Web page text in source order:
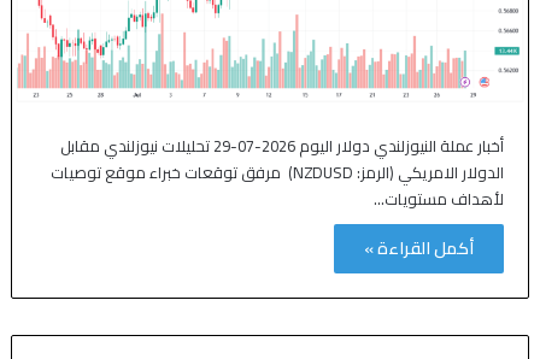
أخبار عملة النيوزلندي دولار اليوم 2026-07-29 تحليلات نيوزلندي مقابل
الدولار الامريكي (الرمز: NZDUSD) مرفق توقعات خبراء موقع توصيات
لأهداف مستويات…
أكمل القراءة »